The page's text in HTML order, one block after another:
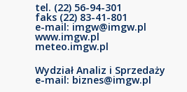
tel. (22) 56-94-301
faks (22) 83-41-801
e-mail: imgw@imgw.pl
www.imgw.pl
meteo.imgw.pl
Wydział Analiz i Sprzedaży
e-mail: biznes@imgw.pl